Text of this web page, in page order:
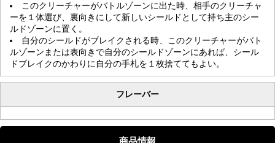
このクリーチャーがバトルゾーンに出た時、相手のクリーチャ
ーを１体選び、裏向きにして新しいシールドとして持ち主のシー
ルドゾーンに置く。
自分のシールドがブレイクされる時、このクリーチャーがバト
ルゾーンまたは表向きで自分のシールドゾーンにあれば、シール
ドブレイクのかわりに自分の手札を１枚捨ててもよい。
フレーバー